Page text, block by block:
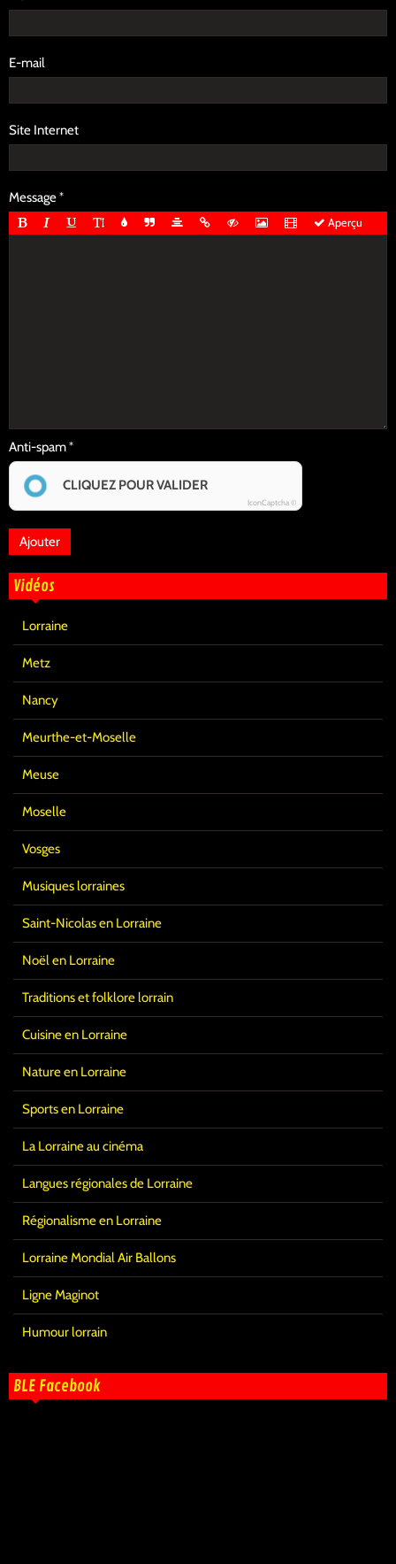
E-mail
Site Internet
Message
Aperçu
Anti-spam
CLIQUEZ POUR VALIDER
IconCaptcha ©
Vidéos
Lorraine
Metz
Nancy
Meurthe-et-Moselle
Meuse
Moselle
Vosges
Musiques lorraines
Saint-Nicolas en Lorraine
Noël en Lorraine
Traditions et folklore lorrain
Cuisine en Lorraine
Nature en Lorraine
Sports en Lorraine
La Lorraine au cinéma
Langues régionales de Lorraine
Régionalisme en Lorraine
Lorraine Mondial Air Ballons
Ligne Maginot
Humour lorrain
BLE Facebook